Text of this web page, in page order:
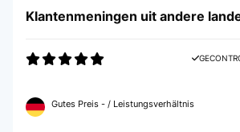
Klantenmeningen uit andere
Gutes Preis - / Leistungsverhältnis